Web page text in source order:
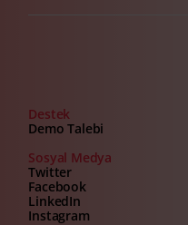
Destek
Demo Talebi
Sosyal Medya
Twitter
Facebook
LinkedIn
Instagram